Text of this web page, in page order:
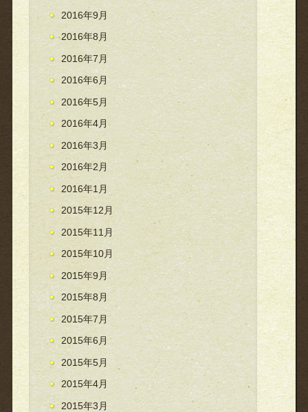
2016年9月
2016年8月
2016年7月
2016年6月
2016年5月
2016年4月
2016年3月
2016年2月
2016年1月
2015年12月
2015年11月
2015年10月
2015年9月
2015年8月
2015年7月
2015年6月
2015年5月
2015年4月
2015年3月